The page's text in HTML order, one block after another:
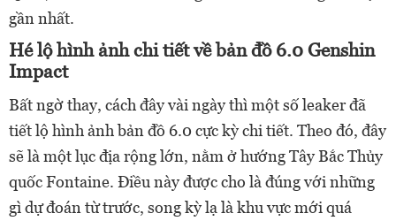
gần nhất.
Hé lộ hình ảnh chi tiết về bản đồ 6.0 Genshin
Impact
Bất ngờ thay, cách đây vài ngày thì một số leaker đã
tiết lộ hình ảnh bản đồ 6.0 cực kỳ chi tiết. Theo đó, đây
sẽ là một lục địa rộng lớn, nằm ở hướng Tây Bắc Thủy
quốc Fontaine. Điều này được cho là đúng với những
gì dự đoán từ trước, song kỳ lạ là khu vực mới quá